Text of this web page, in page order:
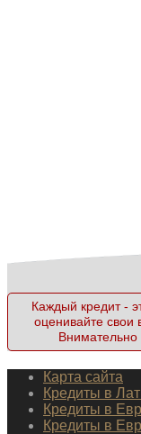
Каждый кредит -
оценивайте свои
Внимательно
Карта сайта
Кредиты в
Кредиты в
Кредиты в